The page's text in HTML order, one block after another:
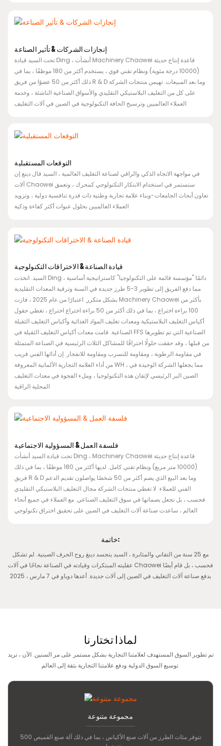
إنجازات الشركات & تأثير الصناعة
تحت السيد قيادة Ding ، أنشأت Machinery Chaowei قاعدة إنتاج حديثة
(10000 درجة مئوية) ونظام تقني قوي ، يستخدم أكثر من 180 موظفًا ، بما في
ذلك أكثر من 50 عضوًا من فريق R & D وما بعد المبيعات. تهيمن منتجات الشركة
على كل من التغليف البلاستيكي التقليدي والأسواق الصناعية الناشئة ، وخدمة
العملاء العالميين وترسيخ الحافة التكنولوجية في الصين في آلات التغليف
التوقعات المستقبلية
في مواجهة الاتجاه الذكي والراقي لصناعة التغليف العالمية ، السيد قال دينغ إن
آلات Chaowei ستستمر في استخدام الابتكار التكنولوجي كمحرك ، وتعمق
تعاون أبحاث الجامعات-وبناء علامة تجارية وطنية ذات قدرة تنافسية دولية ، وتزويد
العملاء العالميين بحلول عبوات أكثر كفاءة وذكية
قيادة الصناعة & الاختراقات التكنولوجية
السيد. اتخذت Ding دائمًا "مؤسسة قائمة على التكنولوجيا" كاستراتيجية أساسية ،
مما دفع الفريق إلى تطوير 3-5 طرز جديدة في السنة وترقية المعدات التقليدية
بشكل متكرر. اعتبارًا من عام 2025 ، فازت Machinery Chaowei بأكثر من
100 براءة اختراع ، بما في ذلك أكثر من 50 براءة اختراع اختراع ، تغطي حقول
أكياس التغليف البلاستيكية ومعدات تغليف المواد الغذائية وأكياس التغليف الثقيلة
الصناعية. قامت معدات أكياس التغليف الثقيلة في FFS الصناعية التي تم تطويرها
من قبلها ، وقد حققت حلولًا اختراقًا للمشاكل الثلاث الرئيسية في الصناعة المتمثلة
في مقاومة الرطوبة ، ومقاومة للتسرب ومقاومة للانفجار. إن أدائها الفني قريب
من أداء العلامة التجارية الألمانية المعروفة WH ، مما يجعلها الشركة الوحيدة في
الصين البر الرئيسي لإتقان هذه التكنولوجيا ، وملء الفجوة في معدات التغليف
المحلية الراقية
فلسفة العمل & المسؤولية الاجتماعية
تحت قيادة السيد أنشأت Ding ، Machinery Chaowei قاعدة إنتاج حديثة
(10000 متر مربع) ونظام تقني كامل. لديها أكثر من 180 موظفًا ، بما في ذلك
فريق R & D وما بعد البيع الذي يضم أكثر من 50 شخصًا يواصلون تقديم الدعم
الفني للعملاء. لا تغطي منتجات الشركة مجال التغليف البلاستيكي التقليدي
فحسب ، بل تجعل بصماتها في سوق التغليف الصناعي. مع العملاء في جميع أنحاء
العالم ، ساعدت صناعة آلات التغليف في الصين على تحقيق اختراق تكنولوجي
خاتمة:
مع 25 سنة من التفاني والمثابرة ، السيد يتجسد دينغ روح الحرف الصينية. لم تشكل
عقليته المبتكرات وقيادته في الصناعة نجاحًا في آلات Chaowei فحسب ، بل قام أيضًا
بدفع صناعة آلات التغليف في الصين إلى آلات جديدة. أعدها دوباو في 7 مارس ، 2025
لماذا تختارنا
تم تطوير السوق المستهدف لعلامتنا التجارية بشكل مستمر على مر السنين. الآن ، نريد
توسيع السوق الدولية ودفع علامتنا التجارية بثقة إلى العالم.
مجموعة متنوعة
تتوفر مئات الطرز من آلات صنع الأكياس ، بما في ذلك آلة صنع القميص 500